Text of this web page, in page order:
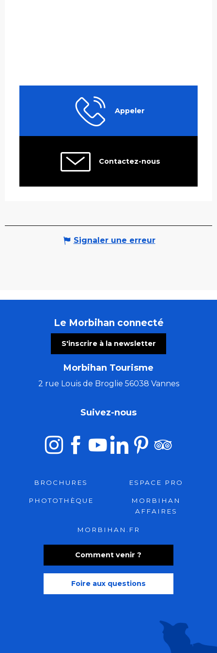
Appeler
Contactez-nous
Signaler une erreur
Le Morbihan connecté
S'inscrire à la newsletter
Morbihan Tourisme
2 rue Louis de Broglie 56038 Vannes
Comment venir ?
Foire aux questions
Suivez-nous
BROCHURES ESPACE PRO
PHOTOTHÈQUE
MORBIHAN
AFFAIRES
MORBIHAN.FR